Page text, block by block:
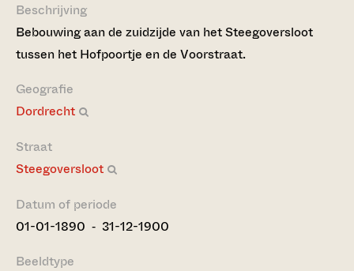
Beschrijving
Bebouwing aan de zuidzijde van het Steegoversloot
tussen het Hofpoortje en de Voorstraat.
Geografie
Dordrecht
Straat
Steegoversloot
Datum of periode
01-01-1890 ‐ 31-12-1900
Beeldtype